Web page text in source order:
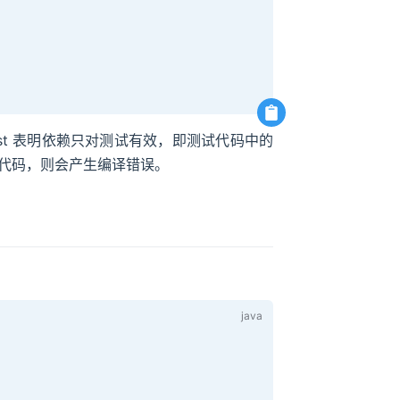
明依赖只对测试有效，即测试代码中的
，则会产生编译错误。